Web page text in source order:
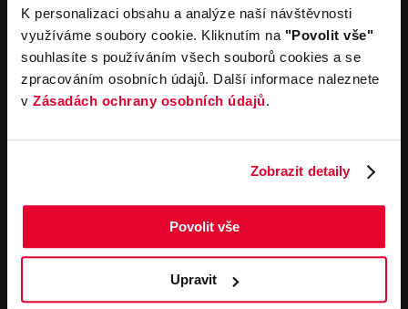
K personalizaci obsahu a analýze naší návštěvnosti
využíváme soubory cookie. Kliknutím na "Povolit vše"
souhlasíte s používáním všech souborů cookies a se
zpracováním osobních údajů. Další informace naleznete
v Zásadách ochrany osobních údajů.
Zobrazit detaily
Povolit vše
Upravit
Autopůjčovna
Operativní leasing
Louda Auto+ Poděbrady
Obytné vozy
Novinky
Kariéra
Servisní služby
Servis
Důležité odkazy
Cookies
Všeobecné obchodní
podmínky pro online
vozidel
Všeobecné obchodní
podmínky pro provádění
servisních prací
Všeobecné obchodní